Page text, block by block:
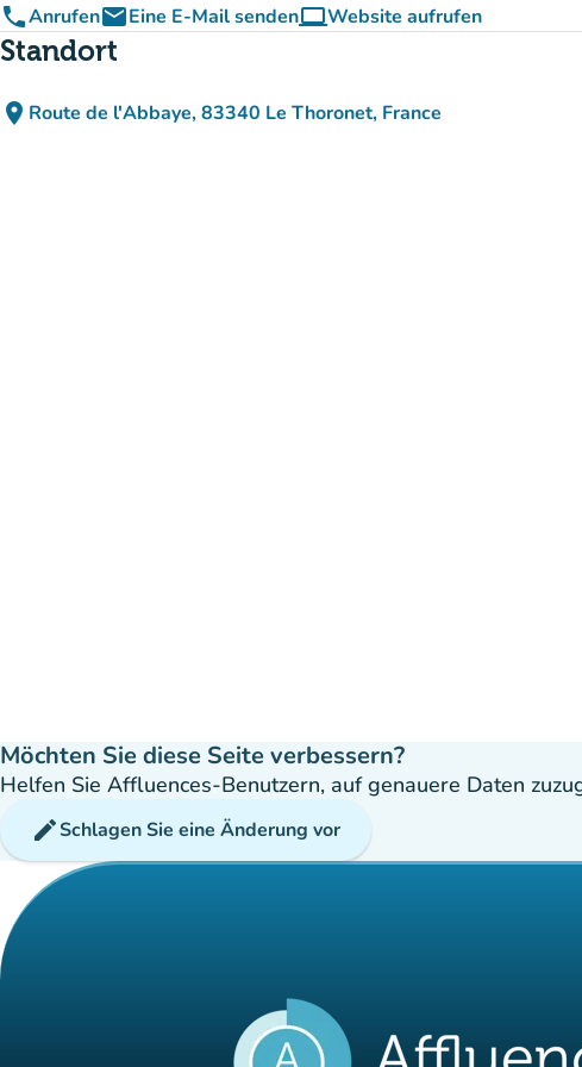
phoneAnrufenemailEine E-Mail sendencomputerWebsite aufrufen
(new tab)
Standort
place Route de l'Abbaye, 83340 Le Thoronet, France
(in Google Maps öffnen)
(new tab)
Möchten Sie diese Seite verbessern?
Helfen Sie Affluences-Benutzern, auf genauere Daten
editSchlagen Sie eine Änderung vor